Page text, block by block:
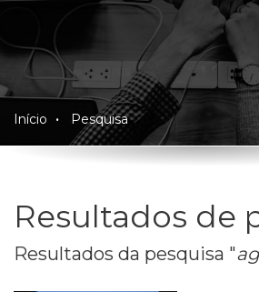
Início Pesquisa
Resultados de
Resultados da pesquisa "